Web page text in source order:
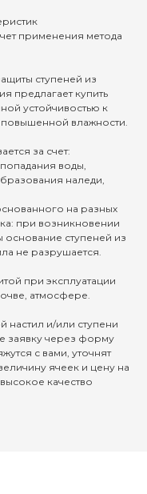
применения метода
ступеней из
предлагает купить
устойчивостью к
влажности.
за счет:
воды,
наледи,
на разных
при возникновении
ступеней из
не разрушается.
при эксплуатации
атмосфере.
настил и/или ступени
заявку через форму
с вами, уточнят
ячеек и цену на
качество